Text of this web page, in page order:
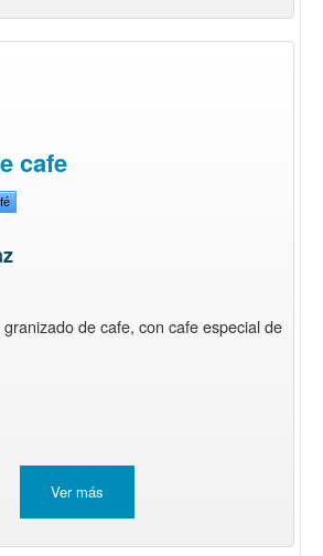
cafe
granizado de cafe, con cafe especial de
Ver más